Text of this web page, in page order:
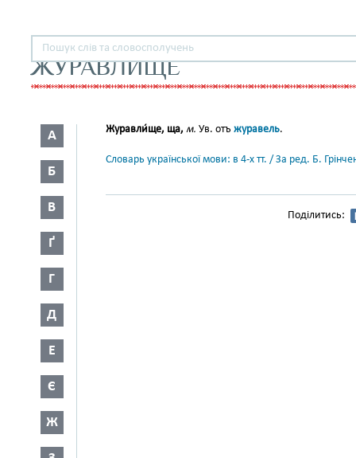
ЖУРАВЛИЩЕ
А
Б
В
Ґ
Г
Д
Е
Є
Ж
Журавли́ще, ща, м. Ув. отъ журавель.
Словарь української мови: в 4-х тт. / За ред. Б.
Поділитись: